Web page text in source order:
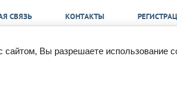
СВЯЗЬ КОНТАКТЫ
сайтом, Вы разрешаете использование